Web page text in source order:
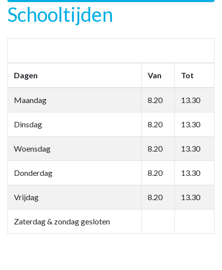
Schooltijden
Dagen Van Tot
Maandag 8.20 13.30
Dinsdag 8.20 13.30
Woensdag 8.20 13.30
Donderdag 8.20 13.30
Vrijdag 8.20 13.30
Zaterdag & zondag gesloten